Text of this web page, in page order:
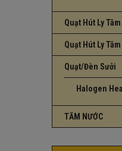
Quạt Hút Ly
Quạt Hút Ly
Quạt/Đèn Sưởi
Halogen
TĂM NƯỚC